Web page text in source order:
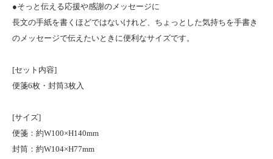
●そっと伝える応援や感謝のメッセージに
長文の手紙を書くほどではないけれど、ちょっとした気持ちを手書き
のメッセージで伝えたいときに便利なサイズです。
[セット内容]
便箋6枚・封筒3枚入
[サイズ]
便箋：約W100×H140mm
封筒：約W104×H77mm